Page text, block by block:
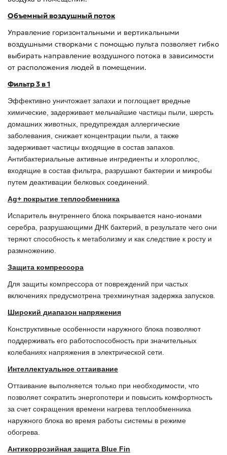
Объемный воздушный поток
Управление горизонтальными и вертикальными
воздушными створками с помощью пульта позволяет гибко
выбирать направление воздушного потока в зависимости
от расположения людей в помещении.
Фильтр 3 в 1
Эффективно уничтожает запахи и поглощает вредные
химические, задерживает мельчайшие частицы пыли, шерсть
домашних животных, предупреждая аллергические
заболевания, снижает концентрации пыли, а также
задерживает частицы входящие в состав запахов.
Антибактериальные активные ингредиенты и хлороплюс,
входящие в состав фильтра, разрушают бактерии и микробы
путем деактивации белковых соединений.
Ag+ покрытие теплообменника
Испаритель внутреннего блока покрывается нано-ионами
серебра, разрушающими ДНК бактерий, в результате чего они
теряют способность к метаболизму и как следствие к росту и
размножению.
Защита компрессора
Для защиты компрессора от повреждений при частых
включениях предусмотрена трехминутная задержка запусков.
Широкий диапазон напряжения
Конструктивные особенности наружного блока позволяют
поддерживать его работоспособность при значительных
колебаниях напряжения в электрической сети.
Интеллектуальное оттаивание
Оттаивание выполняется только при необходимости, что
позволяет сократить энергопотери и повысить комфортность
за счет сокращения времени нагрева теплообменника
наружного блока во время работы системы в режиме
обогрева.
Антикоррозийная защита Blue Fin